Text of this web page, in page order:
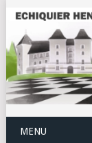
MENU